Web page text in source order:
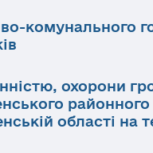
комунального
охорони
районного
області на